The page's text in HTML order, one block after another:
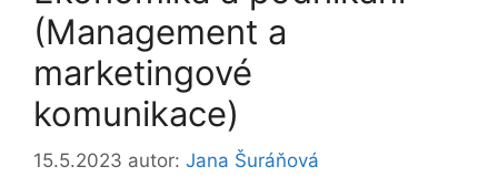
(Management a
marketingové
komunikace)
15.5.2023 autor: Jana Šuráňová